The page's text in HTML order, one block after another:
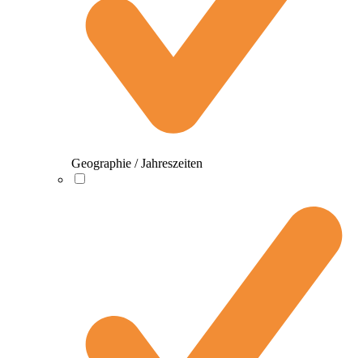
Geographie / Jahreszeiten